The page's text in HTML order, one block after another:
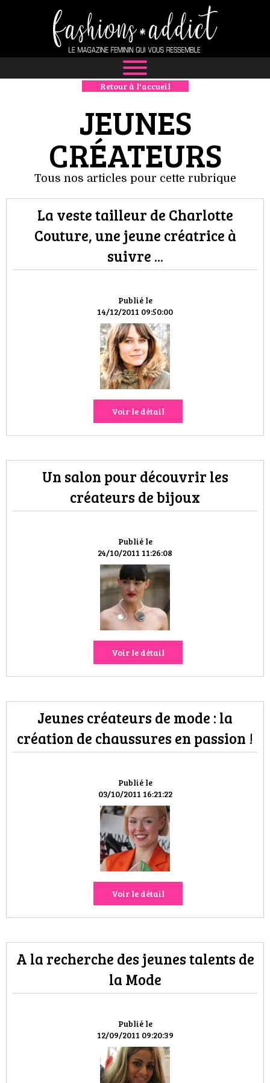
NEWS
MODE
LUXE
DÉFILÉS
BOUTIQUE
CULTURE
HIGH TECH
MAISON
AUTO
LIEUX TENDANCES
BEAUTÉ
MODE DE RUE
JEUNES CRÉATEURS
HISTOIRE DES MARQUES
DÉCO
VOYAGES & LOISIRS
Retour à l'accueil
JEUNES
CRÉATEURS
Tous nos articles pour cette rubrique
Publié le
14/12/2011 09:50:00
La veste tailleur de Charlotte
Couture, une jeune créatrice à
suivre ...
Voir le détail
Publié le
24/10/2011 11:26:08
Un salon pour découvrir les
créateurs de bijoux
Voir le détail
Publié le
03/10/2011 16:21:22
Jeunes créateurs de mode : la
création de chaussures en passion !
Voir le détail
Publié le
12/09/2011 09:20:39
A la recherche des jeunes talents de
la Mode